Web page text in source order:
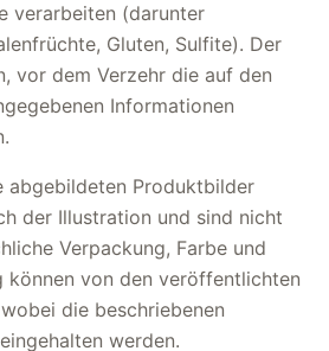
verarbeiten (darunter
Gluten, Sulfite). Der
vor dem Verzehr die auf den
Informationen
abgebildeten Produktbilder
der Illustration und sind nicht
Verpackung, Farbe und
können von den veröffentlichten
die beschriebenen
werden.